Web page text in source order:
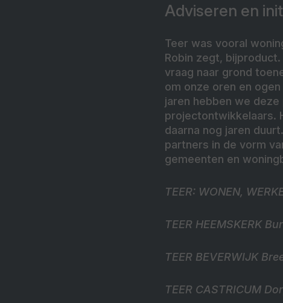
Adviseren en
Teer was vooral
Robin zegt,
vraag naar grond
om onze oren en
jaren hebben we
projectontwikkelaars.
daarna nog jaren
partners in de vorm
gemeenten en
TEER: WONEN,
TEER HEEMSKERK
TEER BEVERWIJK
TEER CASTRICUM